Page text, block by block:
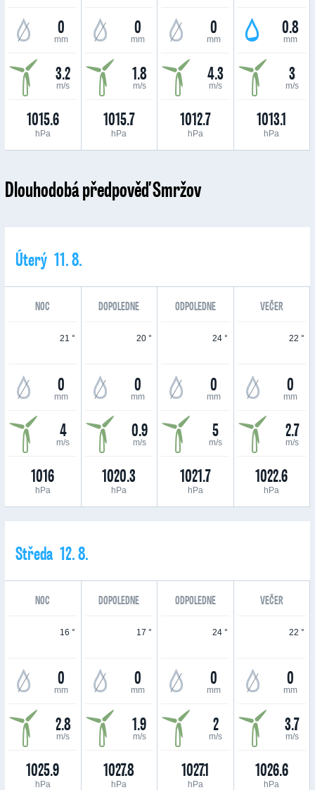
0
mm
3.2
m/s
1015.6
hPa
0
mm
1.8
m/s
1015.7
hPa
0
mm
4.3
m/s
1012.7
hPa
0.8
mm
3
m/s
1013.1
hPa
Dlouhodobá předpověď Smržov
Úterý 11. 8.
NOC DOPOLEDNE ODPOLEDNE VEČER
21 °
0
mm
4
m/s
1016
hPa
20 °
0
mm
0.9
m/s
1020.3
hPa
24 °
0
mm
5
m/s
1021.7
hPa
22 °
0
mm
2.7
m/s
1022.6
hPa
Středa 12. 8.
NOC DOPOLEDNE ODPOLEDNE VEČER
16 °
0
mm
2.8
m/s
1025.9
hPa
17 °
0
mm
1.9
m/s
1027.8
hPa
24 °
0
mm
2
m/s
1027.1
hPa
22 °
0
mm
3.7
m/s
1026.6
hPa